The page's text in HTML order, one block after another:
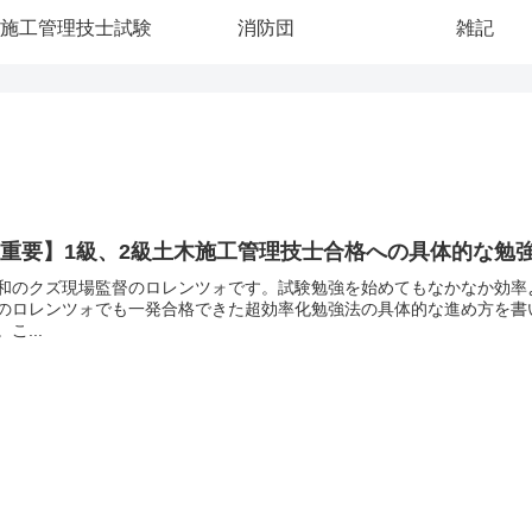
工管理技士試験 消防団 雑記
要】1級、2級土木施工管理技士合格への具体的な勉
のクズ現場監督のロレンツォです。試験勉強を始めてもなかなか効
ロレンツォでも一発合格できた超効率化勉強法の具体的な進め方を
こ...